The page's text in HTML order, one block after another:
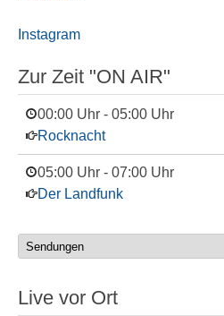
Instagram
Zur Zeit "ON AIR"
00:00 Uhr - 05:00 Uhr
Rocknacht
05:00 Uhr - 07:00 Uhr
Der Landfunk
Live vor Ort